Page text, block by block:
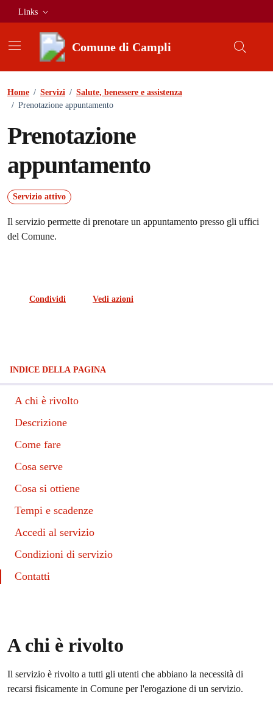
Vai ai contenuti
Vai al footer
Links
Comune di Campli
Home / Servizi / Salute, benessere e assistenza
/ Prenotazione appuntamento
Prenotazione
appuntamento
Servizio attivo
Il servizio permette di prenotare un appuntamento presso gli uffici
del Comune.
Condividi Vedi azioni
INDICE DELLA PAGINA
A chi è rivolto
Descrizione
Come fare
Cosa serve
Cosa si ottiene
Tempi e scadenze
Accedi al servizio
Condizioni di servizio
Contatti
A chi è rivolto
Il servizio è rivolto a tutti gli utenti che abbiano la necessità di
recarsi fisicamente in Comune per l'erogazione di un servizio.